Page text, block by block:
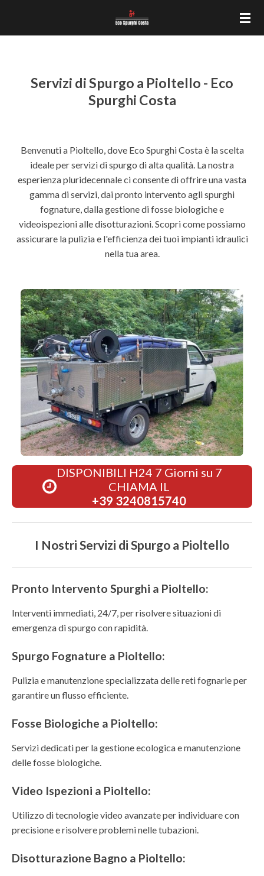
Servizi di Spurgo a Pioltello - Eco
Spurghi Costa
Benvenuti a Pioltello, dove Eco Spurghi Costa è la scelta
ideale per servizi di spurgo di alta qualità. La nostra
esperienza pluridecennale ci consente di offrire una vasta
gamma di servizi, dai pronto intervento agli spurghi
fognature, dalla gestione di fosse biologiche e
videoispezioni alle disotturazioni. Scopri come possiamo
assicurare la pulizia e l'efficienza dei tuoi impianti idraulici
nella tua area.
DISPONIBILI H24 7 Giorni su 7
CHIAMA IL
+39 3240815740
I Nostri Servizi di Spurgo a Pioltello
Pronto Intervento Spurghi a Pioltello:
Interventi immediati, 24/7, per risolvere situazioni di
emergenza di spurgo con rapidità.
Spurgo Fognature a Pioltello:
Pulizia e manutenzione specializzata delle reti fognarie per
garantire un flusso efficiente.
Fosse Biologiche a Pioltello:
Servizi dedicati per la gestione ecologica e manutenzione
delle fosse biologiche.
Video Ispezioni a Pioltello:
Utilizzo di tecnologie video avanzate per individuare con
precisione e risolvere problemi nelle tubazioni.
Disotturazione Bagno a Pioltello: